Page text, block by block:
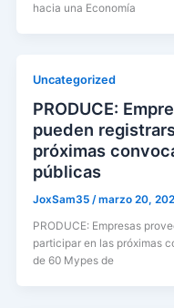
hacia una Economía
Uncategorized
PRODUCE:
pueden
próximas
públicas
JoxSam35 /marzo 20,
PRODUCE: Empresas
participar en las próximas
de 60 Mypes de